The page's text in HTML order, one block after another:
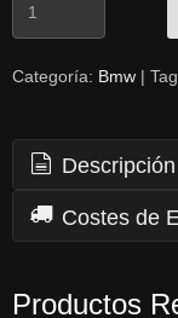
Categoría: Bmw |
Descripción
Costes de
Productos